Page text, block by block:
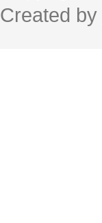
Created by